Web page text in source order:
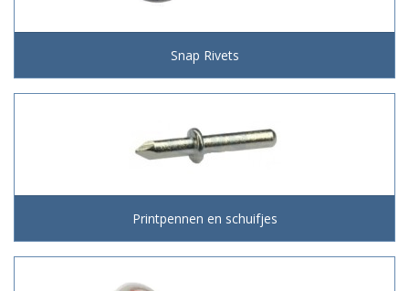
Snap Rivets
Printpennen en schuifjes